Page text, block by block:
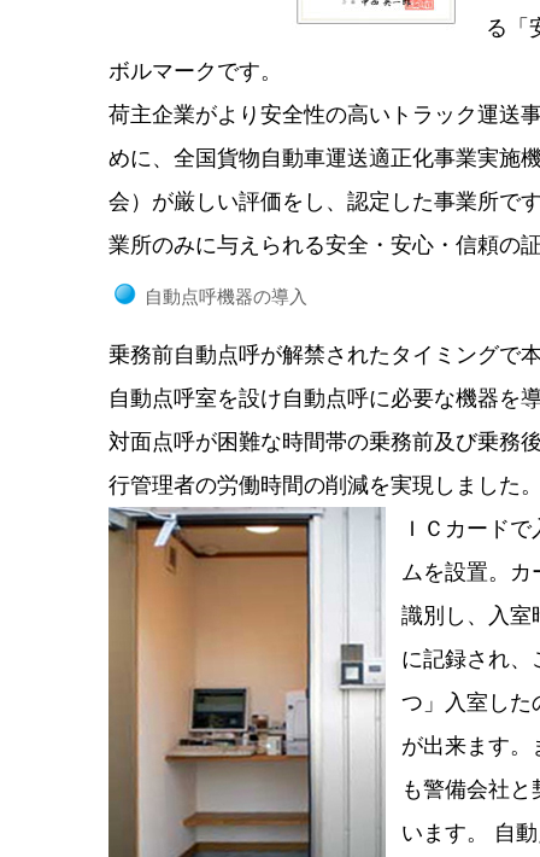
る「
ボルマークです。
荷主企業がより安全性の高いトラック運送
めに、全国貨物自動車運送適正化事業実施
会）が厳しい評価をし、認定した事業所で
業所のみに与えられる安全・安心・信頼の
自動点呼機器の導入
乗務前自動点呼が解禁されたタイミングで
自動点呼室を設け自動点呼に必要な機器を
対面点呼が困難な時間帯の乗務前及び乗務
行管理者の労働時間の削減を実現しました
ＩＣカード
ムを設置。
識別し、入室
に記録され、
つ」入室した
が出来ます。
も警備会社
います。 自